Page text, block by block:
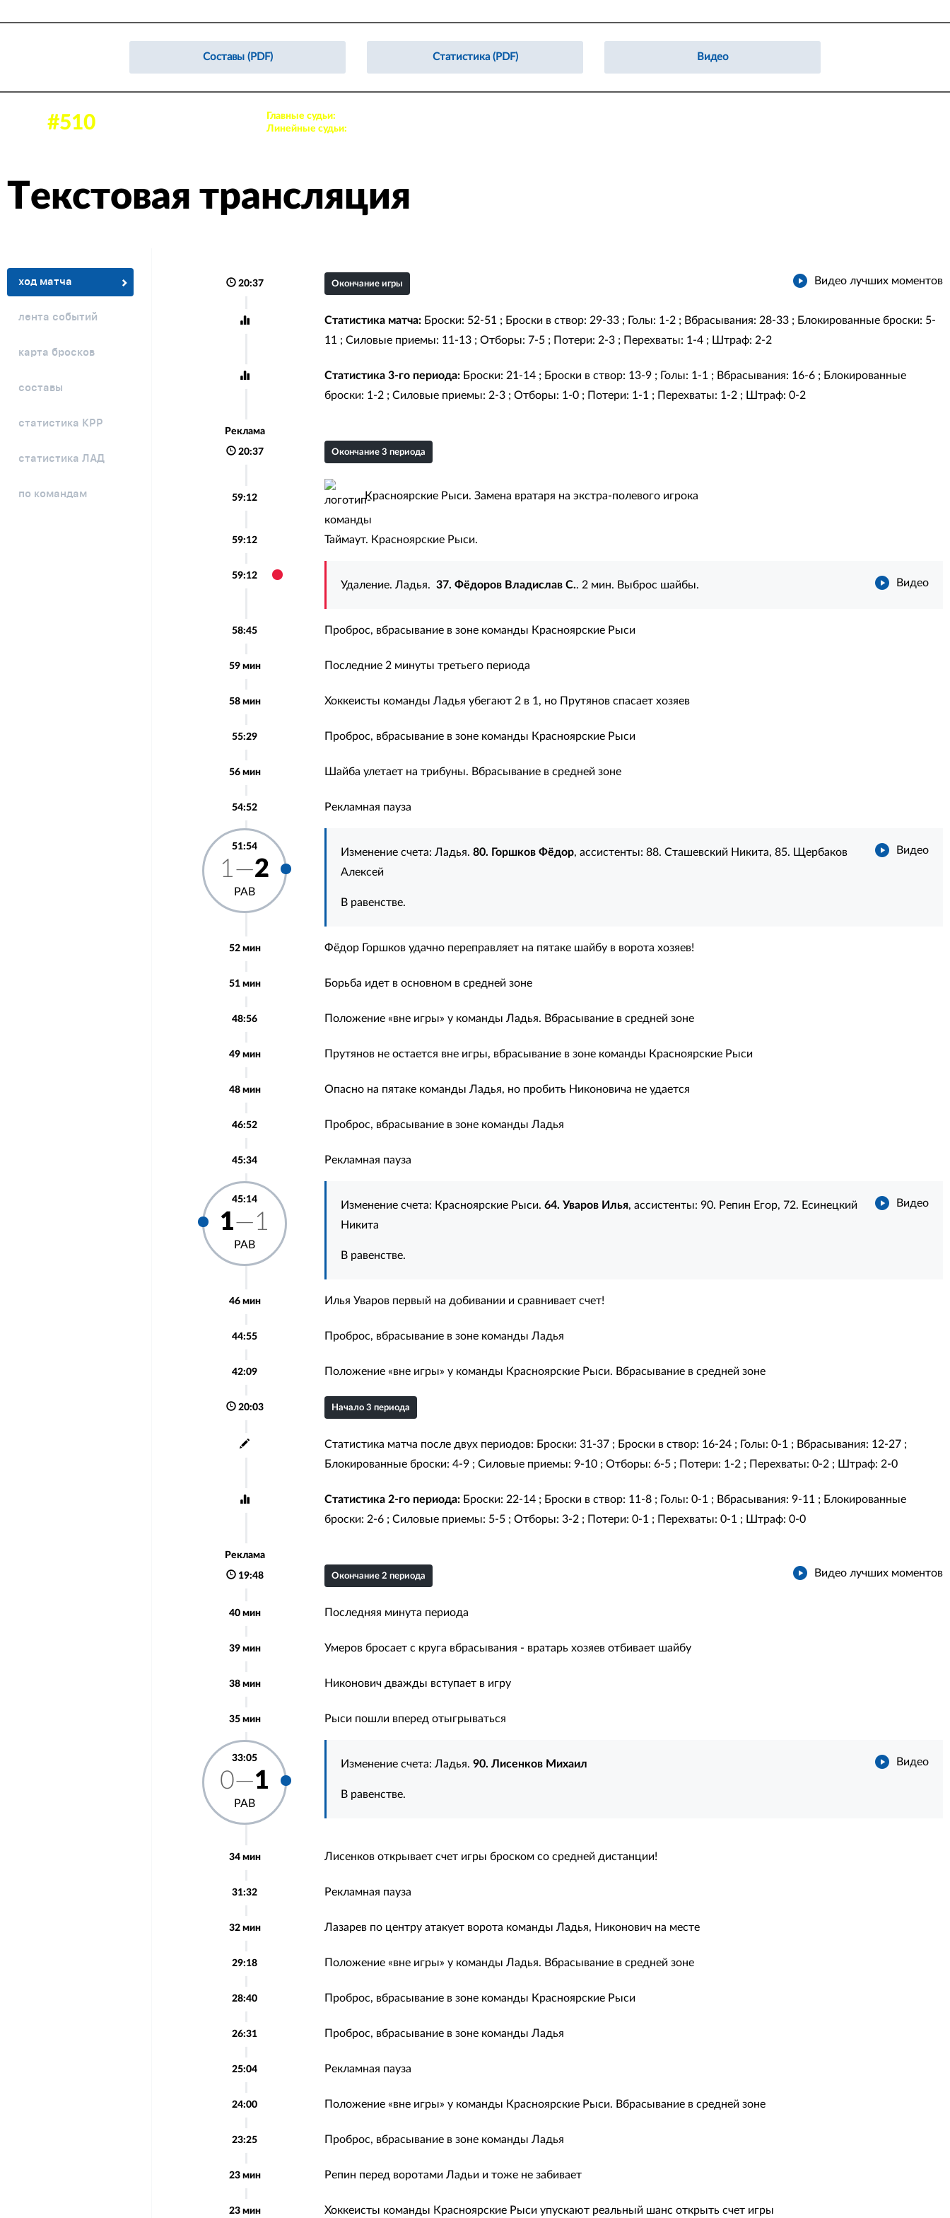
Составы (PDF) Статистика (PDF) Видео
#510 Главные судьи:
Линейные судьи:
Текстовая трансляция
ход матча
лента событий
карта бросков
составы
статистика КРР
статистика ЛАД
по командам
20:37 Видео лучших моментов
Окончание игры
Статистика матча:Броски: 52-51 ; Броски в створ: 29-33 ; Голы: 1-2 ; Вбрасывания: 28-33 ; Блокированные броски: 5-
11 ; Силовые приемы: 11-13 ; Отборы: 7-5 ; Потери: 2-3 ; Перехваты: 1-4 ; Штраф: 2-2
Статистика 3-го периода:Броски: 21-14 ; Броски в створ: 13-9 ; Голы: 1-1 ; Вбрасывания: 16-6 ; Блокированные
броски: 1-2 ; Силовые приемы: 2-3 ; Отборы: 1-0 ; Потери: 1-1 ; Перехваты: 1-2 ; Штраф: 0-2
Реклама
20:37 Окончание 3 периода
59:12 Красноярские Рыси. Замена вратаря на экстра-полевого игрока
59:12 Таймаут. Красноярские Рыси.
59:12
Видео
Удаление. Ладья. 37. Фёдоров Владислав С.. 2 мин. Выброс шайбы.
58:45 Проброс, вбрасывание в зоне команды Красноярские Рыси
59 мин Последние 2 минуты третьего периода
58 мин Хоккеисты команды Ладья убегают 2 в 1, но Прутянов спасает хозяев
55:29 Проброс, вбрасывание в зоне команды Красноярские Рыси
56 мин Шайба улетает на трибуны. Вбрасывание в средней зоне
54:52 Рекламная пауза
51:54
1—2
РАВ
Видео
Изменение счета: Ладья. 80. Горшков Фёдор, ассистенты: 88. Сташевский Никита, 85. Щербаков
Алексей
В равенстве.
52 мин Фёдор Горшков удачно переправляет на пятаке шайбу в ворота хозяев!
51 мин Борьба идет в основном в средней зоне
48:56 Положение «вне игры» у команды Ладья. Вбрасывание в средней зоне
49 мин Прутянов не остается вне игры, вбрасывание в зоне команды Красноярские Рыси
48 мин Опасно на пятаке команды Ладья, но пробить Никоновича не удается
46:52 Проброс, вбрасывание в зоне команды Ладья
45:34 Рекламная пауза
45:14
1—1
РАВ
Видео
Изменение счета: Красноярские Рыси. 64. Уваров Илья, ассистенты: 90. Репин Егор, 72. Есинецкий
Никита
В равенстве.
46 мин Илья Уваров первый на добивании и сравнивает счет!
44:55 Проброс, вбрасывание в зоне команды Ладья
42:09 Положение «вне игры» у команды Красноярские Рыси. Вбрасывание в средней зоне
20:03 Начало 3 периода
Статистика матча после двух периодов: Броски: 31-37 ; Броски в створ: 16-24 ; Голы: 0-1 ; Вбрасывания: 12-27 ;
Блокированные броски: 4-9 ; Силовые приемы: 9-10 ; Отборы: 6-5 ; Потери: 1-2 ; Перехваты: 0-2 ; Штраф: 2-0
Статистика 2-го периода:Броски: 22-14 ; Броски в створ: 11-8 ; Голы: 0-1 ; Вбрасывания: 9-11 ; Блокированные
броски: 2-6 ; Силовые приемы: 5-5 ; Отборы: 3-2 ; Потери: 0-1 ; Перехваты: 0-1 ; Штраф: 0-0
Реклама
19:48 Видео лучших моментов
Окончание 2 периода
40 мин Последняя минута периода
39 мин Умеров бросает с круга вбрасывания - вратарь хозяев отбивает шайбу
38 мин Никонович дважды вступает в игру
35 мин Рыси пошли вперед отыгрываться
33:05
0—1
РАВ
Видео
Изменение счета: Ладья. 90. Лисенков Михаил
В равенстве.
34 мин Лисенков открывает счет игры броском со средней дистанции!
31:32 Рекламная пауза
32 мин Лазарев по центру атакует ворота команды Ладья, Никонович на месте
29:18 Положение «вне игры» у команды Ладья. Вбрасывание в средней зоне
28:40 Проброс, вбрасывание в зоне команды Красноярские Рыси
26:31 Проброс, вбрасывание в зоне команды Ладья
25:04 Рекламная пауза
24:00 Положение «вне игры» у команды Красноярские Рыси. Вбрасывание в средней зоне
23:25 Проброс, вбрасывание в зоне команды Ладья
23 мин Репин перед воротами Ладьи и тоже не забивает
23 мин Хоккеисты команды Красноярские Рыси упускают реальный шанс открыть счет игры